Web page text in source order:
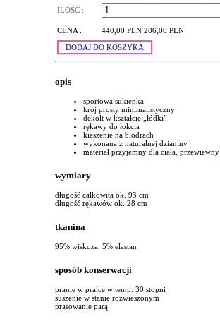
ILOŚĆ :
CENA : 440,00 PLN 286,00 PLN
DODAJ DO KOSZYKA
opis
sportowa sukienka
krój prosty minimalistyczny
dekolt w kształcie „łódki”
rękawy do łokcia
kieszenie na biodrach
wykonana z naturalnej dzianiny
materiał przyjemny dla ciała, przewiewny
wymiary
długość całkowita ok. 93 cm
długość rękawów ok. 28 cm
tkanina
95% wiskoza, 5% elastan
sposób konserwacji
pranie w pralce w temp. 30 stopni
suszenie w stanie rozwieszonym
prasowanie parą